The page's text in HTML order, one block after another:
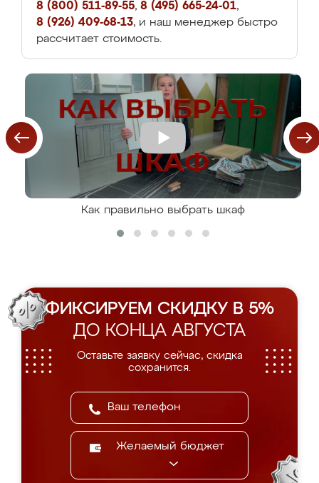
8 (800) 511-89-55, 8 (495) 665-24-01,
8 (926) 409-68-13, и наш менеджер быстро
рассчитает стоимость.
Как правильно выбрать шкаф
ФИКСИРУЕМ СКИДКУ В 5%
ДО КОНЦА АВГУСТА
Оставьте заявку сейчас, скидка
сохранится.
Желаемый бюджет